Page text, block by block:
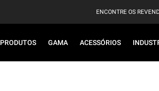
ENCONTRE OS
PRODUTOS GAMA ACESSÓRIOS